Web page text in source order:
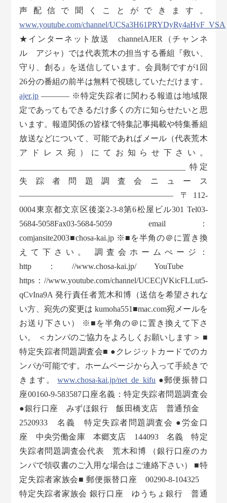
声配信で聞くことができます。
www.youtube.com/channel/UCSa3H61PRYDyRy4aHvF_VSA
★インターネット放送 channelAJER（チャンネ
ル アジャ）では代表荒木の担当する番組『救い、
守り、創る』を送信しています。会員制ですが1回
26分の番組の前半は無料で視聴していただけます。
ajer.jp ———– ※特定失踪者に関わる報道は地域限
定であってもできるだけ多くの方に知らせたいと思
います。報道関係の皆様で特集記事掲載や特集番組
放送などについて、可能であればメール（代表荒木
アドレス宛）にてお知らせ下さい。
_________________________________________ 特定
失踪者問題調査会ニュース
——————————————————— 〒112-
0004東京都文京区後楽2-3-8第6松屋ビル301 Tel03-
5684-5058Fax03-5684-5059 email：
comjansite2003■chosa-kai.jp ※■を半角の＠に置き換
えて下さい。 調査会ホームぺージ：
http：//www.chosa-kai.jp/ YouTube
https：//www.youtube.com/channel/UCECjVKicFLLut5-
qCvIna9A 発行責任者荒木和博（送信を希望されな
い方、宛先の変更は kumoha551■mac.com宛メールを
お送り下さい） ※■を半角の＠に置き換えて下さ
い。 ＜カンパのご協力をよろしくお願いします＞ ■
特定失踪者問題調査会■ ●クレジットカードでのカ
ンパが可能です。ホームページから入って手続きで
きます。www.chosa-kai.jp/net_de_kifu ●郵便振替口
座00160-9-583587口座名義：特定失踪者問題調査会
●銀行口座 みずほ銀行 飯田橋支店 普通預金
2520933 名義 特定失踪者問題調査会 ●労金口
座 中央労働金庫 本郷支店 144093 名義 特定
失踪者問題調査会代表 荒木和博 （銀行口座のカ
ンパで領収書のご入用な場合はご連絡下さい） ■特
定失踪者家族会■ 郵便振替口座 00290-8-104325
特定失踪者家族会 銀行口座 ゆうちょ銀行 普通